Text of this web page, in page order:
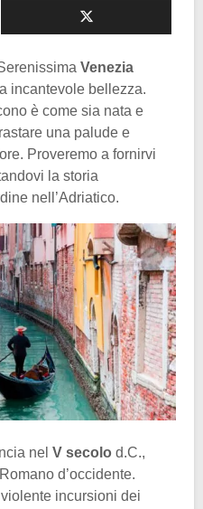
Venezia
incantevole bellezza.
è come sia nata e
una palude e
Proveremo a fornirvi
la storia
nell’Adriatico.
nel V secolo d.C.,
d’occidente.
incursioni dei